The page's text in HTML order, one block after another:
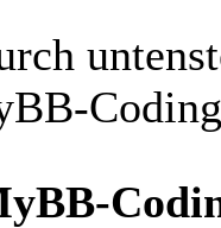
Coding